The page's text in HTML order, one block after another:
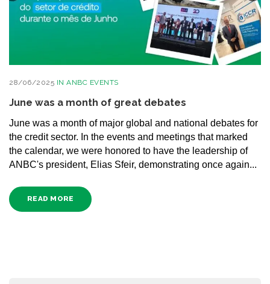
28/06/2025 IN ANBC EVENTS
June was a month of great debates
June was a month of major global and national debates for
the credit sector. In the events and meetings that marked
the calendar, we were honored to have the leadership of
ANBC's president, Elias Sfeir, demonstrating once again...
READ MORE